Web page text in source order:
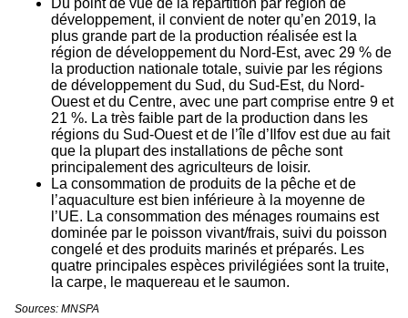
Du point de vue de la répartition par région de
développement, il convient de noter qu’en 2019, la
plus grande part de la production réalisée est la
région de développement du Nord-Est, avec 29 % de
la production nationale totale, suivie par les régions
de développement du Sud, du Sud-Est, du Nord-
Ouest et du Centre, avec une part comprise entre 9 et
21 %. La très faible part de la production dans les
régions du Sud-Ouest et de l’île d’Ilfov est due au fait
que la plupart des installations de pêche sont
principalement des agriculteurs de loisir.
La consommation de produits de la pêche et de
l’aquaculture est bien inférieure à la moyenne de
l’UE. La consommation des ménages roumains est
dominée par le poisson vivant/frais, suivi du poisson
congelé et des produits marinés et préparés. Les
quatre principales espèces privilégiées sont la truite,
la carpe, le maquereau et le saumon.
Sources: MNSPA